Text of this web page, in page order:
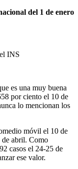
del 1 de enero
INS
es una muy buena
por ciento el 10 de
lo mencionan los
móvil el 10 de
de abril. Como
casos el 24-25 de
ese valor.